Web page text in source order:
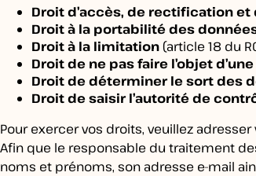
Droit d’accès, de rectification
Droit à la portabilité des
Droit à la limitation(article 18 du
Droit de ne pas faire l’objet
Droit de déterminer le sort des
Droit de saisir l’autorité de
Pour exercer vos droits, veuillez
Afin que le responsable du traitement
noms et prénoms, son adresse e-mail